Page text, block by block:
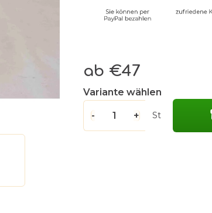
ab €47
Variante wählen
St